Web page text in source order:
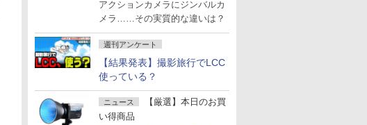
アクションカメラにジンバルカ
メラ……その実質的な違いは？
週刊アンケート
【結果発表】撮影旅行でLCC
使っている？
ニュース
【厳選】本日のお買
い得商品